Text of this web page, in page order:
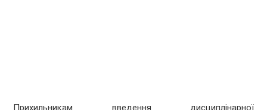
Прихильникам введення дисциплінарної